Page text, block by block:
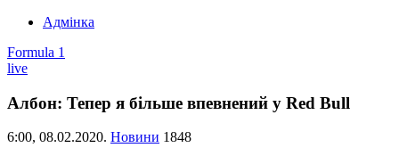
Адмінка
Formula 1
live
Албон: Тепер я більше впевнений у Red Bull
6:00, 08.02.2020. Новини 1848